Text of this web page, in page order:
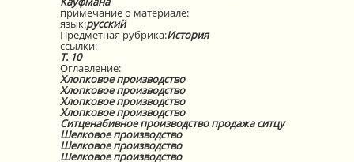
примечание о материале:
язык:русский
Предметная рубрика:История
ссылки:
Т. 10
Оглавление:
Хлопковое производство
Хлопковое производство
Хлопковое производство
Хлопковое производство
Ситценабивное производство продажа ситцу
Шелковое производство
Шелковое производство
Шелковое производство